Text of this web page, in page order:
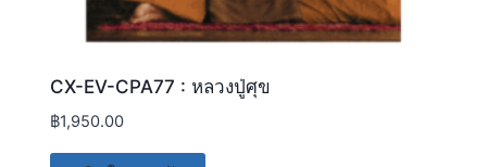
CX-EV-CPA77 : หลวงปู่ศุข
฿1,950.00